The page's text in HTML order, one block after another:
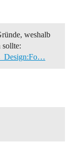
weshalb
sollte: